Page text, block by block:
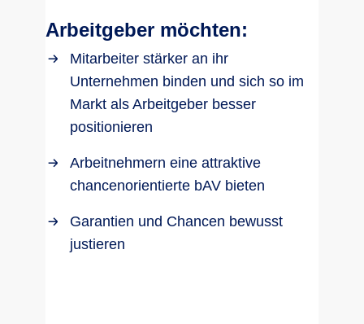
Arbeitgeber möchten:
Mitarbeiter stärker an ihr
Unternehmen binden und sich so im
Markt als Arbeitgeber besser
positionieren
Arbeitnehmern eine attraktive
chancenorientierte bAV bieten
Garantien und Chancen bewusst
justieren